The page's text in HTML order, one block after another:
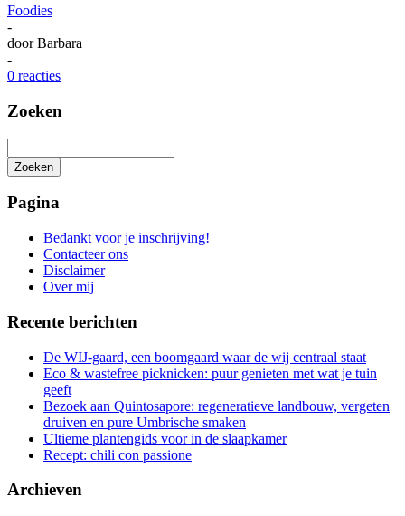
Foodies
-
doorBarbara
-
0 reacties
Zoeken
Zoeken
zoeken
Pagina
Bedankt voor je inschrijving!
Contacteer ons
Disclaimer
Over mij
Recente berichten
De WIJ-gaard, een boomgaard waar de wij centraal staat
Eco & wastefree picknicken: puur genieten met wat je tuin
geeft
Bezoek aan Quintosapore: regeneratieve landbouw, vergeten
druiven en pure Umbrische smaken
Ultieme plantengids voor in de slaapkamer
Recept: chili con passione
Archieven